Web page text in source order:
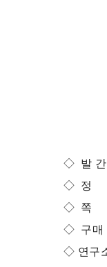
◇ 발 간
◇ 정
◇ 쪽
◇ 구매
◇ 연구